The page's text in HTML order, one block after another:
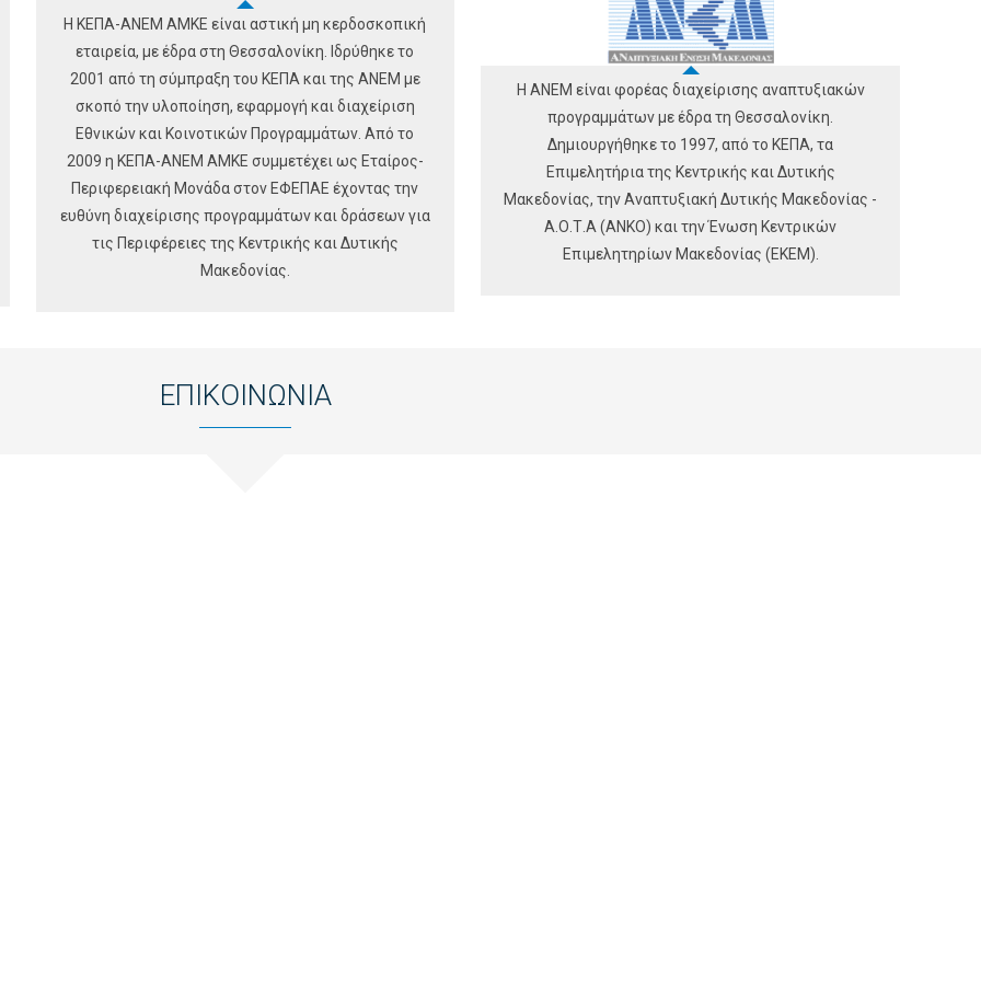
Η ΚΕΠΑ-ΑΝΕΜ ΑΜΚΕ είναι αστική μη κερδοσκοπική
εταιρεία, με έδρα στη Θεσσαλονίκη. Ιδρύθηκε το
2001 από τη σύμπραξη του ΚΕΠΑ και της ΑΝΕΜ με
σκοπό την υλοποίηση, εφαρμογή και διαχείριση
Εθνικών και Κοινοτικών Προγραμμάτων. Από το
2009 η ΚΕΠΑ-ΑΝΕΜ ΑΜΚΕ συμμετέχει ως Εταίρος-
Περιφερειακή Μονάδα στον ΕΦΕΠΑΕ έχοντας την
ευθύνη διαχείρισης προγραμμάτων και δράσεων για
τις Περιφέρειες της Κεντρικής και Δυτικής
Μακεδονίας.
Η ΑΝΕΜ είναι φορέας διαχείρισης αναπτυξιακών
προγραμμάτων με έδρα τη Θεσσαλονίκη.
Δημιουργήθηκε το 1997, από το ΚΕΠΑ, τα
Επιμελητήρια της Κεντρικής και Δυτικής
Μακεδονίας, την Αναπτυξιακή Δυτικής Μακεδονίας -
Α.Ο.Τ.Α (ΑΝΚΟ) και την Ένωση Κεντρικών
Επιμελητηρίων Μακεδονίας (ΕΚΕΜ).
ΕΠΙΚΟΙΝΩΝΙΑ